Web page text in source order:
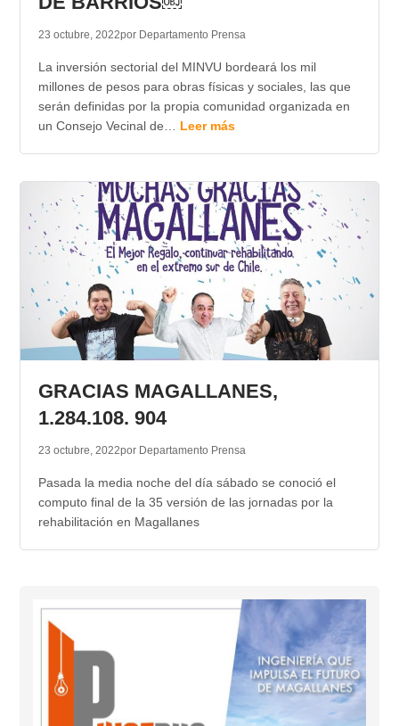
23 octubre, 2022por Departamento Prensa
La inversión sectorial del MINVU bordeará los mil
millones de pesos para obras físicas y sociales, las que
serán definidas por la propia comunidad organizada en
un Consejo Vecinal de… Leer más
GRACIAS MAGALLANES,
1.284.108. 904
23 octubre, 2022por Departamento Prensa
Pasada la media noche del día sábado se conoció el
computo final de la 35 versión de las jornadas por la
rehabilitación en Magallanes